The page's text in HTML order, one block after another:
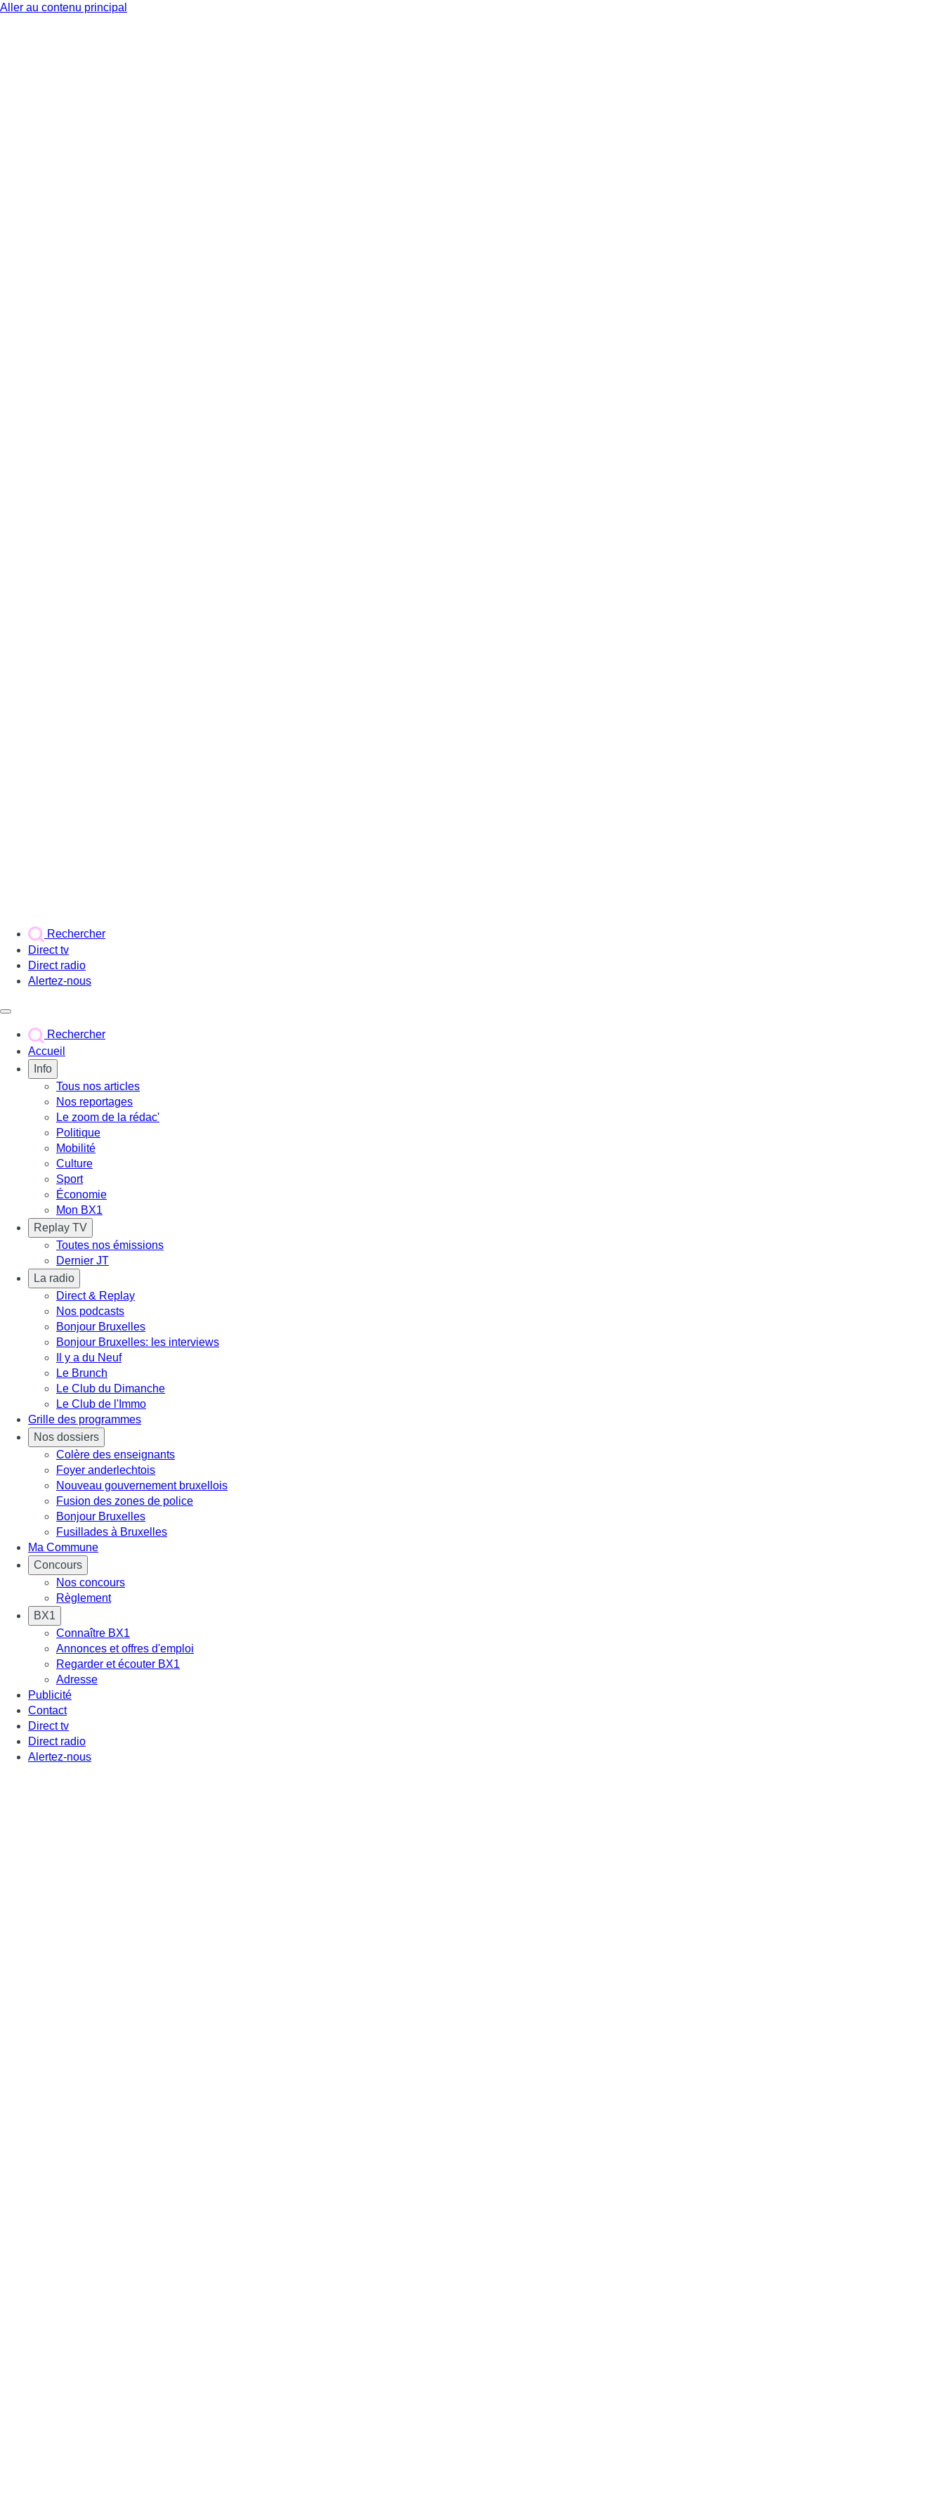
Aller au contenu principal
Rechercher
Direct tv
Direct radio
Alertez-nous
Rechercher
Accueil
Info
Tous nos articles
Nos reportages
Le zoom de la rédac'
Politique
Mobilité
Culture
Sport
Économie
Mon BX1
Replay TV
Toutes nos émissions
Dernier JT
La radio
Direct & Replay
Nos podcasts
Bonjour Bruxelles
Bonjour Bruxelles: les interviews
Il y a du Neuf
Le Brunch
Le Club du Dimanche
Le Club de l'Immo
Grille des programmes
Nos dossiers
Colère des enseignants
Foyer anderlechtois
Nouveau gouvernement bruxellois
Fusion des zones de police
Bonjour Bruxelles
Fusillades à Bruxelles
Ma Commune
Concours
Nos concours
Règlement
BX1
Connaître BX1
Annonces et offres d'emploi
Regarder et écouter BX1
Adresse
Publicité
Contact
Direct tv
Direct radio
Alertez-nous